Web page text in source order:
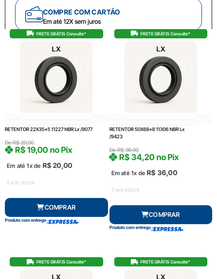
COMPRE COM CARTÃO
Em até 12X sem juros
FRETE GRÁTIS Consulte*
RETENTOR 22X35x5 11227 NBR Lx /9077
DeR$20,00
Em até 1x de R$20,00
R$19,00 no Pix
5 em stock
COMPRAR
Produto com entrega
FRETE GRÁTIS Consulte*
RETENTOR 50X68x8 11306 NBR Lx
/9423
DeR$36,00
Em até 1x deR$ 36,00
R$34,20 no Pix
7 em stock
COMPRAR
Produto com entrega
FRETE GRÁTIS Consulte* FRETE GRÁTIS Consulte*